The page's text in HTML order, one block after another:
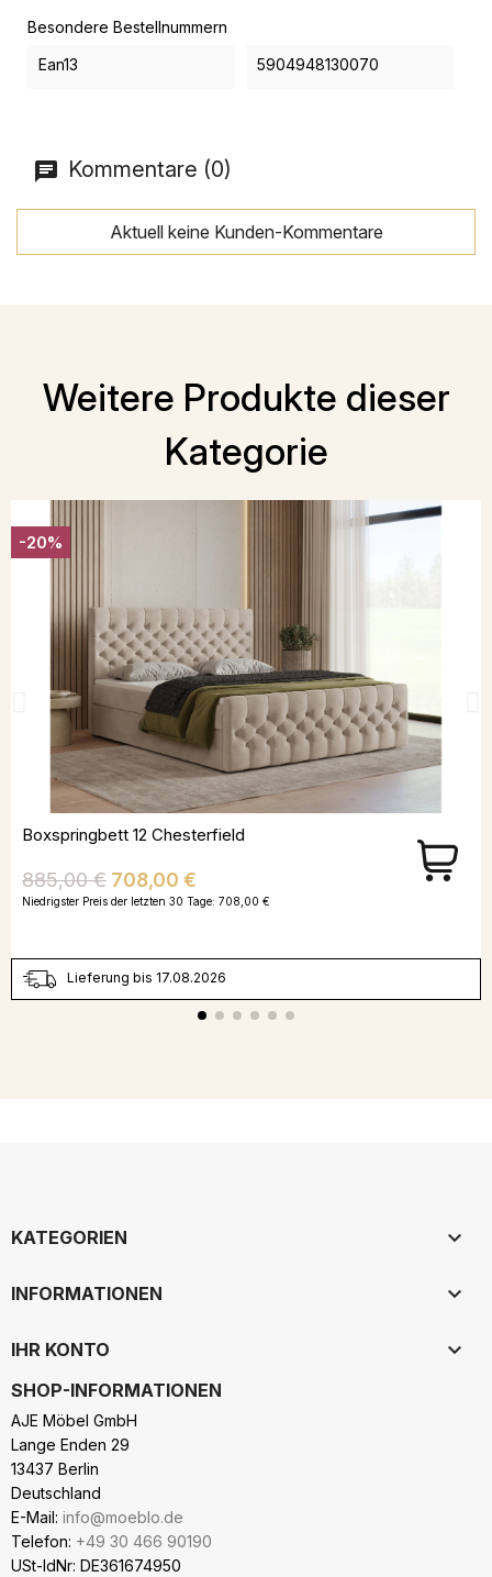
Besondere Bestellnummern
Ean13
5904948130070
Kommentare (0)
Aktuell keine Kunden-Kommentare
Weitere Produkte dieser
Kategorie
Boxspringbett 12 Chesterfield
Verkaufspreis
885,00 € Preis
708,00 €
Niedrigster Preis der letzten 30 Tage: 708,00 €
Lieferung bis 17.08.2026
-20%
KATEGORIEN 
INFORMATIONEN 
IHR KONTO 
SHOP-INFORMATIONEN
AJE Möbel GmbH
Lange Enden 29
13437 Berlin
Deutschland
E-Mail: info@moeblo.de
Telefon: +49 30 466 90190
USt-IdNr: DE361674950